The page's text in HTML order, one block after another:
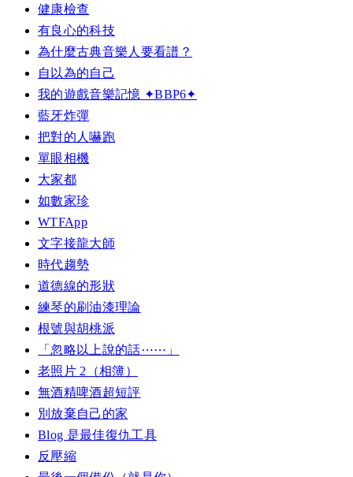
健康檢查
有良心的科技
為什麼古典音樂人要看譜？
自以為的自己
我的遊戲音樂記憶 ✦BBP6✦
藍牙炸彈
把對的人嚇跑
單眼相機
大家都
如數家珍
WTFApp
文字接龍大師
時代趨勢
道德線的形狀
練琴的刷油漆理論
根號與胡桃派
「忽略以上說的話⋯⋯」
老照片 2（相簿）
無酒精啤酒超短評
別放棄自己的家
Blog 是最佳復仇工具
反壓縮